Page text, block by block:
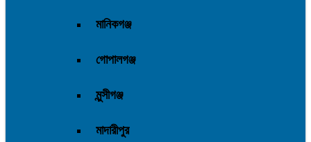
মানিকগঞ্জ
গোপালগঞ্জ
মুন্সীগঞ্জ
মাদারীপুর